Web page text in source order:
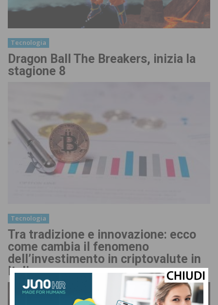
Tecnologia
Dragon Ball The Breakers, inizia la
stagione 8
Tecnologia
Tra tradizione e innovazione: ecco
come cambia il fenomeno
dell’investimento in criptovalute in
Italia